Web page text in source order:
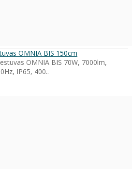
OMNIA BIS 150cm
OMNIA BIS 70W, 7000lm,
IP65, 400..